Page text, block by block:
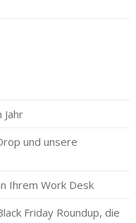
und unsere
Ihrem Work Desk
Friday Roundup, die